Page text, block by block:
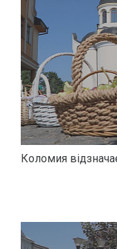
Коломия